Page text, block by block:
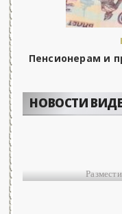
Пенсионерам и
НОВОСТИ